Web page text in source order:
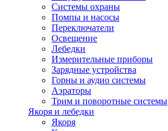
Системы охраны
Помпы и насосы
Переключатели
Освещение
Лебедки
Измерительные приборы
Зарядные устройства
Горны и аудио системы
Аэраторы
Трим и поворотные системы
Якоря и лебедки
Якоря